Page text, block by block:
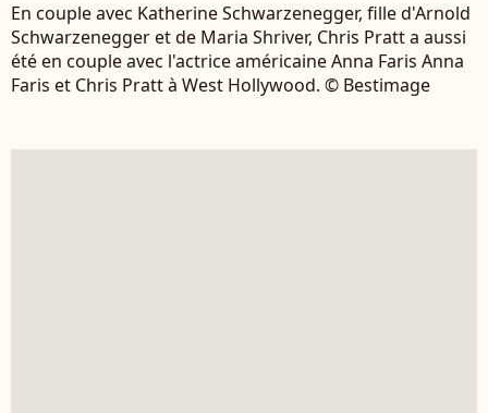
En couple avec Katherine Schwarzenegger, fille d'Arnold
Schwarzenegger et de Maria Shriver, Chris Pratt a aussi
été en couple avec l'actrice américaine Anna Faris Anna
Faris et Chris Pratt à West Hollywood. © Bestimage